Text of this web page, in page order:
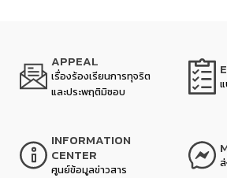
APPEAL
เรื่องร้องเรียนการทุจริต
และประพฤติมิชอบ
INFORMATION
CENTER
ศูนย์ข้อมูลข่าวสาร